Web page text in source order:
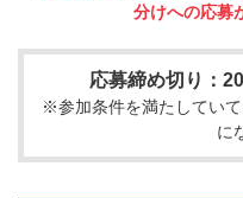
分けへの応募
応募締め切り：
※参加条件を満たしてい
に